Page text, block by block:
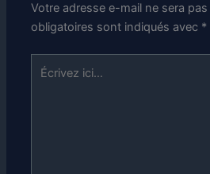
Votre adresse e-mail ne sera pas
obligatoires sont indiqués avec *
Écrivez
ici…